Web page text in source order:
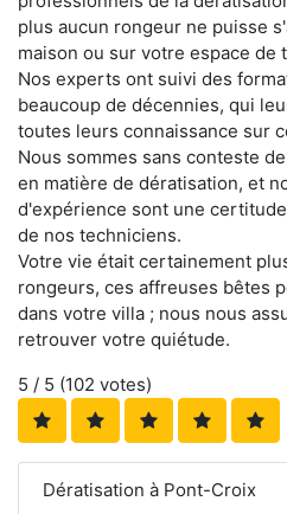
plus aucun rongeur ne puisse
maison ou sur votre espace de
Nos experts ont suivi des
beaucoup de décennies, qui
toutes leurs connaissance sur
Nous sommes sans conteste
en matière de dératisation, et
d'expérience sont une
de nos techniciens.
Votre vie était certainement
rongeurs, ces affreuses bêtes
dans votre villa ; nous nous
retrouver votre quiétude.
5 / 5 (102 votes)
Dératisation à Pont-Croix